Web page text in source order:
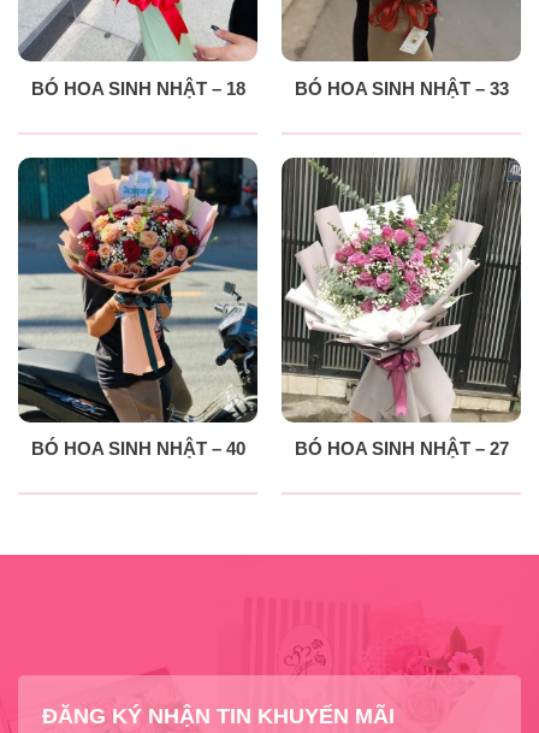
BÓ HOA SINH NHẬT – 18 BÓ HOA SINH NHẬT – 33
BÓ HOA SINH NHẬT – 40 BÓ HOA SINH NHẬT – 27
ĐĂNG KÝ NHẬN TIN KHUYẾN MÃI